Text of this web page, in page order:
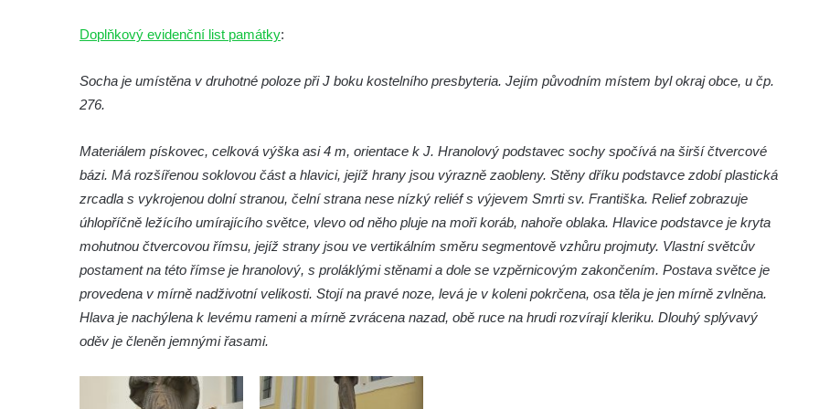
Lysá nad Labem, barokní město Šporkovo
Reliéf Rodina a práce na budově záložny
čp. 69/1 v Českých Budějovicích
Socha Jana Valeria Jirsíka u Černé věže v
Českých Budějovicích
Socha svatého Jana Nepomuckého u
Budějovicích
Doplňkový evidenční list památky:
Socha je umístěna v druhotné poloze při J boku kostelního presbyteria. Jejím původním místem byl okraj obce, u čp.
276.
Materiálem pískovec, celková výška asi 4 m, orientace k J. Hranolový podstavec sochy spočívá na širší čtvercové
bázi. Má rozšířenou soklovou část a hlavici, jejíž hrany jsou výrazně zaobleny. Stěny dříku podstavce zdobí plastická
zrcadla s vykrojenou dolní stranou, čelní strana nese nízký reliéf s výjevem Smrti sv. Františka. Relief zobrazuje
úhlopříčně ležícího umírajícího světce, vlevo od něho pluje na moři koráb, nahoře oblaka. Hlavice podstavce je kryta
mohutnou čtvercovou římsu, jejíž strany jsou ve vertikálním směru segmentově vzhůru projmuty. Vlastní světcův
postament na této římse je hranolový, s proláklými stěnami a dole se vzpěrnicovým zakončením. Postava světce je
provedena v mírně nadživotní velikosti. Stojí na pravé noze, levá je v koleni pokrčena, osa těla je jen mírně zvlněna.
Hlava je nachýlena k levému rameni a mírně zvrácena nazad, obě ruce na hrudi rozvírají kleriku. Dlouhý splývavý
oděv je členěn jemnými řasami.